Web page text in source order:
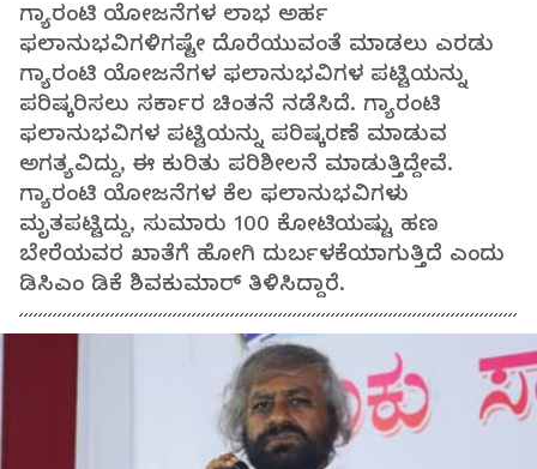
ಗ್ಯಾರಂಟಿ ಯೋಜನೆಗಳ ಲಾಭ ಅರ್ಹ
ಫಲಾನುಭವಿಗಳಿಗಷ್ಟೇ ದೊರೆಯುವಂತೆ ಮಾಡಲು ಎರಡು
ಗ್ಯಾರಂಟಿ ಯೋಜನೆಗಳ ಫಲಾನುಭವಿಗಳ ಪಟ್ಟಿಯನ್ನು
ಪರಿಷ್ಕರಿಸಲು ಸರ್ಕಾರ ಚಿಂತನೆ ನಡೆಸಿದೆ. ಗ್ಯಾರಂಟಿ
ಫಲಾನುಭವಿಗಳ ಪಟ್ಟಿಯನ್ನು ಪರಿಷ್ಕರಣೆ ಮಾಡುವ
ಅಗತ್ಯವಿದ್ದು, ಈ ಕುರಿತು ಪರಿಶೀಲನೆ ಮಾಡುತ್ತಿದ್ದೇವೆ.
ಗ್ಯಾರಂಟಿ ಯೋಜನೆಗಳ ಕೆಲ ಫಲಾನುಭವಿಗಳು
ಮೃತಪಟ್ಟಿದ್ದು, ಸುಮಾರು 100 ಕೋಟಿಯಷ್ಟು ಹಣ
ಬೇರೆಯವರ ಖಾತೆಗೆ ಹೋಗಿ ದುರ್ಬಳಕೆಯಾಗುತ್ತಿದೆ ಎಂದು
ಡಿಸಿಎಂ ಡಿಕೆ ಶಿವಕುಮಾರ್ ತಿಳಿಸಿದ್ದಾರೆ.